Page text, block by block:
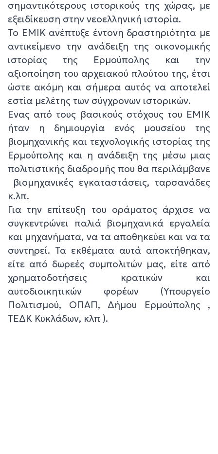
σημαντικότερους ιστορικούς της χώρας, με
εξειδίκευση στην νεοελληνική ιστορία.
Το ΕΜΙΚ ανέπτυξε έντονη δραστηριότητα με
αντικείμενο την ανάδειξη της οικονομικής
ιστορίας της Ερμούπολης και την
αξιοποίηση του αρχειακού πλούτου της, έτσι
ώστε ακόμη και σήμερα αυτός να αποτελεί
εστία μελέτης των σύγχρονων ιστορικών.
Ένας από τους βασικούς στόχους του ΕΜΙΚ
ήταν η δημιουργία ενός μουσείου της
βιομηχανικής και τεχνολογικής ιστορίας της
Ερμούπολης και η ανάδειξη της μέσω μιας
πολιτιστικής διαδρομής που θα περιλάμβανε
βιομηχανικές εγκαταστάσεις, ταρσανάδες
κ.λπ.
Για την επίτευξη του οράματος άρχισε να
συγκεντρώνει παλιά βιομηχανικά εργαλεία
και μηχανήματα, να τα αποθηκεύει και να τα
συντηρεί. Τα εκθέματα αυτά αποκτήθηκαν,
είτε από δωρεές συμπολιτών μας, είτε από
χρηματοδοτήσεις κρατικών και
αυτοδιοικητικών φορέων (Υπουργείο
Πολιτισμού, ΟΠΑΠ, Δήμου Ερμούπολης ,
ΤΕΔΚ Κυκλάδων, κλπ ).